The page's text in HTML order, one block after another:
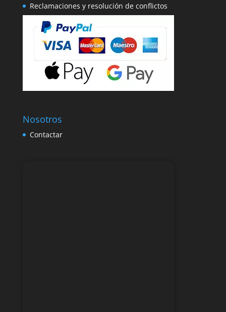
Reclamaciones y resolución de conflictos
Nosotros
Contactar